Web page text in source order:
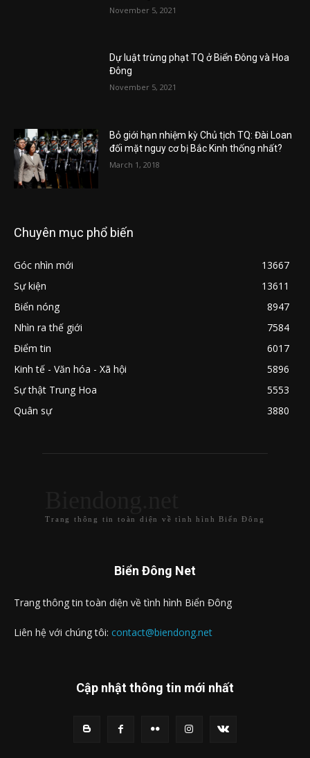
November 5, 2021
Dự luật trừng phạt TQ ở Biển Đông và Hoa
Đông
November 5, 2021
Bỏ giới hạn nhiệm kỳ Chủ tịch TQ: Đài Loan
đối mặt nguy cơ bị Bắc Kinh thống nhất?
March 1, 2018
Chuyên mục phổ biến
Góc nhìn mới
13667
Sự kiện
13611
Biển nóng
8947
Nhìn ra thế giới
7584
Điểm tin
6017
Kinh tế - Văn hóa - Xã hội
5896
Sự thật Trung Hoa
5553
Quân sự
3880
Trang thông tin toàn diện về tình hình Biển Đông
Biển Đông Net
Trang thông tin toàn diện về tình hình Biển Đông
Liên hệ với chúng tôi: contact@biendong.net
Cập nhật thông tin mới nhất